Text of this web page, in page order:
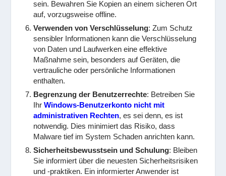
sein. Bewahren Sie Kopien an einem sicheren Ort
auf, vorzugsweise offline.
Verwenden von Verschlüsselung: Zum Schutz
sensibler Informationen kann die Verschlüsselung
von Daten und Laufwerken eine effektive
Maßnahme sein, besonders auf Geräten, die
vertrauliche oder persönliche Informationen
enthalten.
Begrenzung der Benutzerrechte: Betreiben Sie
IhrWindows-Benutzerkonto nicht mit
administrativen Rechten, es sei denn, es ist
notwendig. Dies minimiert das Risiko, dass
Malware tief im System Schaden anrichten kann.
Sicherheitsbewusstsein und Schulung: Bleiben
Sie informiert über die neuesten Sicherheitsrisiken
und -praktiken. Ein informierter Anwender ist